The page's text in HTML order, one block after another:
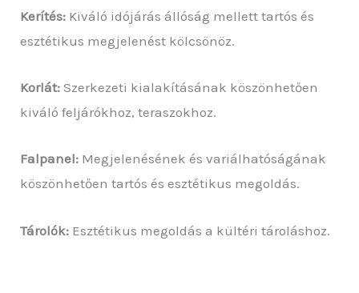
Kerítés: Kiváló idójárás állóság mellett tartós és
esztétikus megjelenést kölcsönöz.
Korlát: Szerkezeti kialakításának köszönhetően
kiváló feljárókhoz, teraszokhoz.
Falpanel: Megjelenésének és variálhatóságának
köszönhetően tartós és esztétikus megoldás.
Tárolók: Esztétikus megoldás a kültéri tároláshoz.